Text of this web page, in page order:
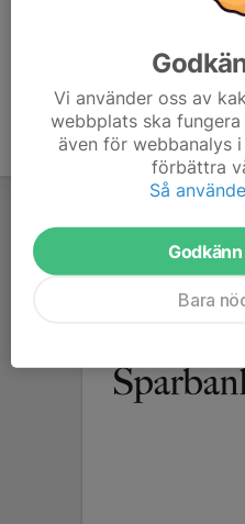
Vi använder oss av
webbplats ska
även för webbanalys
förbättra
Så
Bara